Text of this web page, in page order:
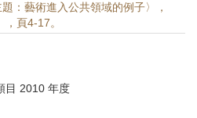
：藝術進入公共領域的例子〉，
頁4-17。
目 2010 年度